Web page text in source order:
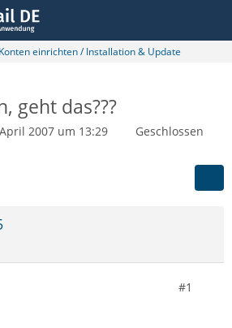
einrichten / Installation & Update
geht das???
2007 um 13:29
Geschlossen
#1